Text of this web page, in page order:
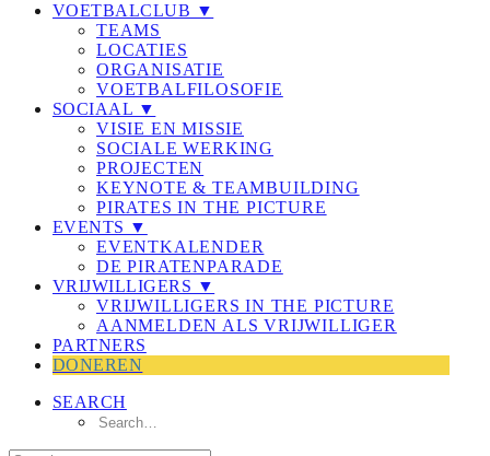
VOETBALCLUB ▼
TEAMS
LOCATIES
ORGANISATIE
VOETBALFILOSOFIE
SOCIAAL ▼
VISIE EN MISSIE
SOCIALE WERKING
PROJECTEN
KEYNOTE & TEAMBUILDING
PIRATES IN THE PICTURE
EVENTS ▼
EVENTKALENDER
DE PIRATENPARADE
VRIJWILLIGERS ▼
VRIJWILLIGERS IN THE PICTURE
AANMELDEN ALS VRIJWILLIGER
PARTNERS
DONEREN
SEARCH